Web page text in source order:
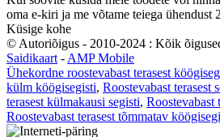
oma e-kiri ja me võtame teiega ühendust
Küsige kohe
© Autoriõigus - 2010-2024 : Kõik
Saidikaart - AMP Mobile
Ühekordne roostevabast terasest
külm köögisegisti, Roostevabast terasest
terasest külmakausi segisti, Roostevabast
Roostevabast terasest tõmmatav